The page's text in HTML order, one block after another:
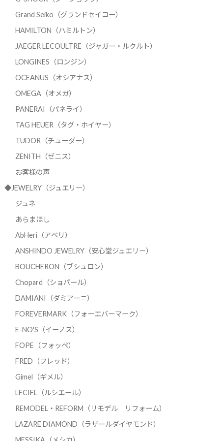
Grand Seiko（グランドセイコー）
HAMILTON（ハミルトン）
JAEGER LECOULTRE（ジャガー・ルクルト）
LONGINES（ロンジン）
OCEANUS（オシアナス）
OMEGA（オメガ）
PANERAI（パネライ）
TAG HEUER（タグ・ホイヤー）
TUDOR（チューダー）
ZENITH（ゼニス）
お客様の声
◆JEWELRY（ジュエリー）
ジュネ
あらまほし
AbHeri（アベリ）
ANSHINDO JEWELRY（安心堂ジュエリー）
BOUCHERON（ブシュロン）
Chopard（ショパール）
DAMIANI（ダミアーニ）
FOREVERMARK（フォーエバーマーク）
E-NO'S（イーノス）
FOPE（フォッペ）
FRED（フレッド）
Gimel（ギメル）
LECIEL（ルシエール）
REMODEL・REFORM（リモデル リフォーム）
LAZARE DIAMOND（ラザールダイヤモンド）